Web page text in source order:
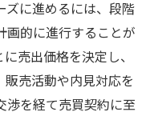
ズに進めるには、段階
画的に進行することが
売出価格を決定し、
売活動や内見対応を
渉を経て売買契約に至